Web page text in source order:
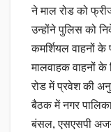
ने माल रोड को
उन्होंने पुलिस को
कमर्शियल वाहनों के
मालवाहक वाहनों
रोड में प्रवेश की
बैठक में नगर
बंसल, एसएसपी अजय